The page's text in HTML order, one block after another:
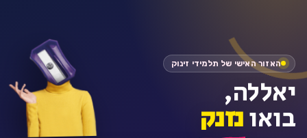
האזור האישי של תלמידי זינוק
יאללה,
בואונזנק